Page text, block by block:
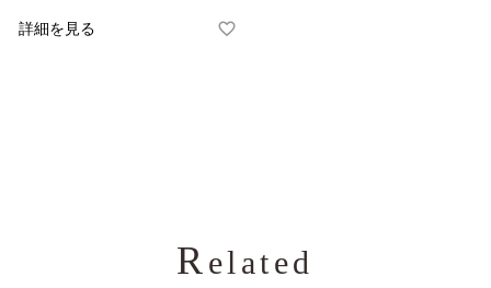
詳細を見る
R elated